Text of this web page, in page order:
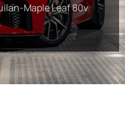
Maple Leaf 80v